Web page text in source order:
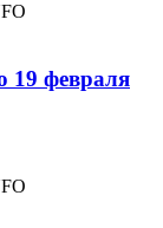
19 февраля